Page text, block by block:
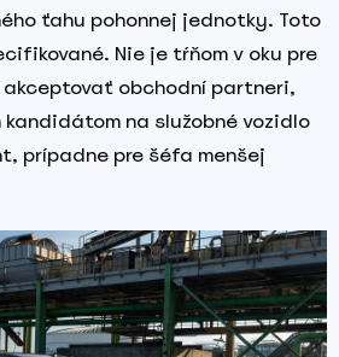
ťahu pohonnej jednotky. Toto
Nie je tŕňom v oku pre
akceptovať obchodní partneri,
na služobné vozidlo
prípadne pre šéfa menšej